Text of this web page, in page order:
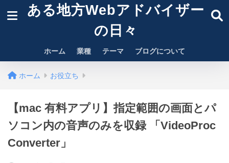
ある地方Webアドバイザー
の日々
ホーム 業種 テーマ ブログについて
ホーム お役立ち
【mac 有料アプリ】指定範囲の画面とパ
ソコン内の音声のみを収録 「VideoProc
Converter」